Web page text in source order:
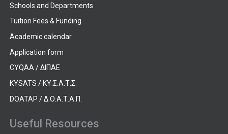
Schools and Departments
Tuition Fees & Funding
Academic calendar
Application form
CYQAA / ΔΙΠΑΕ
KYSATS / ΚΥ.Σ.Α.Τ.Σ.
DOATAP / Δ.Ο.Α.Τ.Α.Π.
Useful Resources